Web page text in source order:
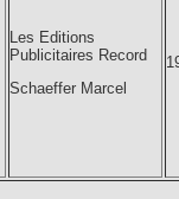
Les Editions
Publicitaires Record
Schaeffer Marcel